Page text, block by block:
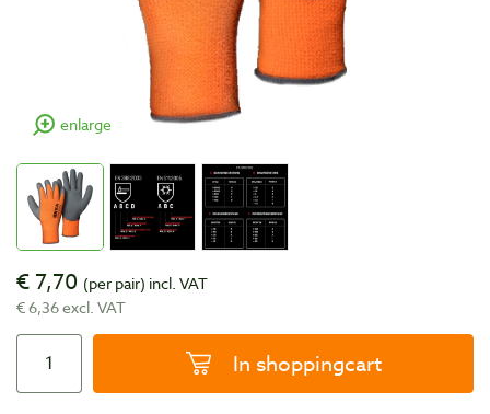
enlarge
€ 7,70 (per pair) incl. VAT
€ 6,36 excl. VAT
In shoppingcart